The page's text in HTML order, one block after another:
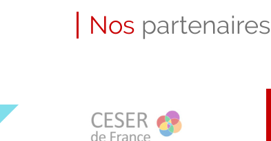
Nos partenaires